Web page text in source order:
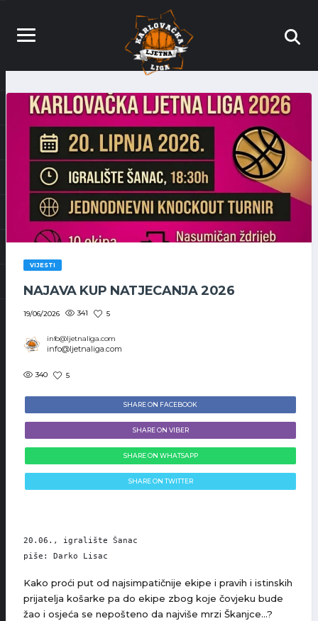
VIJESTI
NAJAVA KUP NATJECANJA 2026
19/06/2026 341 5
info@ljetnaliga.com
info@ljetnaliga.com
340 5
SHARE ON FACEBOOK
SHARE ON VIBER
SHARE ON WHATSAPP
SHARE ON TWITTER
20.06., igralište Šanac
piše: Darko Lisac
Kako proći put od najsimpatičnije ekipe i pravih i istinskih
prijatelja košarke pa do ekipe zbog koje čovjeku bude
žao i osjeća se nepošteno da najviše mrzi Škanjce…?